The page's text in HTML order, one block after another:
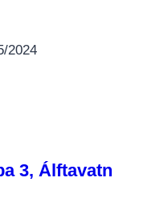
2024
3, Álftavatn